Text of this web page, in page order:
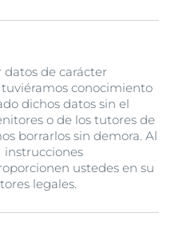
datos de carácter
tuviéramos conocimiento
dichos datos sin el
o de los tutores de
borrarlos sin demora. Al
instrucciones
ustedes en su
legales.